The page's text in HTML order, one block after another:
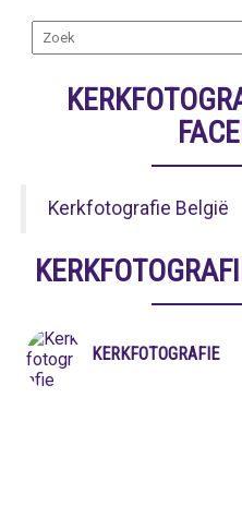
Kerkfotografie België
KERKFOTOGRAFIE